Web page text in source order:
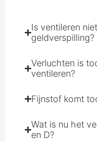
Is ventileren
geldverspilling?
Verluchten is
ventileren?
Fijnstof komt
Wat is nu het
en D?